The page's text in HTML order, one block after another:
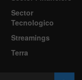
Sector
Tecnologico
Streamings
Terra